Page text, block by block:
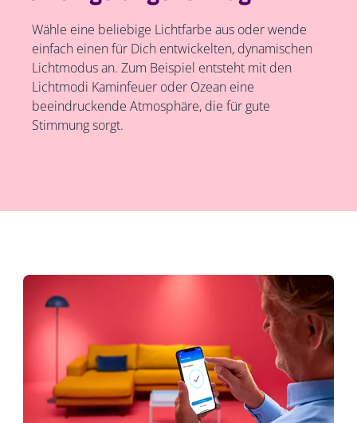
Wähle eine beliebige Lichtfarbe aus oder wende
einfach einen für Dich entwickelten, dynamischen
Lichtmodus an. Zum Beispiel entsteht mit den
Lichtmodi Kaminfeuer oder Ozean eine
beeindruckende Atmosphäre, die für gute
Stimmung sorgt.